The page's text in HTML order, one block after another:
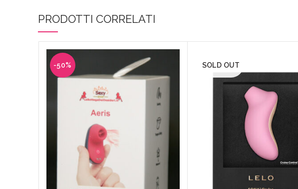
PRODOTTI CORRELATI
-50% SOLD OUT